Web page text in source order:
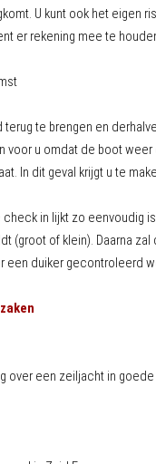
U kunt ook het eigen
er rekening mee te
te brengen en
voor u omdat de boot
In dit geval krijgt u te
in lijkt zo eenvoudig
(groot of klein). Daarna
duiker gecontroleerd
over een zeiljacht in